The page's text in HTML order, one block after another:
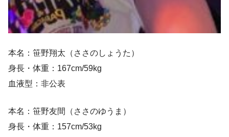
本名：笹野翔太（ささのしょうた）
身長・体重：167cm/59kg
血液型：非公表
本名：笹野友間（ささのゆうま）
身長・体重：157cm/53kg